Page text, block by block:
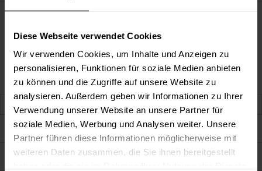
Diese Webseite verwendet Cookies
Wir verwenden Cookies, um Inhalte und Anzeigen zu
personalisieren, Funktionen für soziale Medien anbieten
zu können und die Zugriffe auf unsere Website zu
analysieren. Außerdem geben wir Informationen zu Ihrer
Verwendung unserer Website an unsere Partner für
soziale Medien, Werbung und Analysen weiter. Unsere
Partner führen diese Informationen möglicherweise mit
weiteren Daten zusammen, die Sie ihnen bereitgestellt
Fassadenlasur
Fassadenlasur
Darum sind wir Farbenkönig
Service